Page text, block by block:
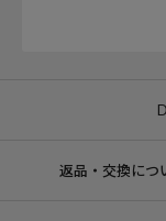
返品・交換につ